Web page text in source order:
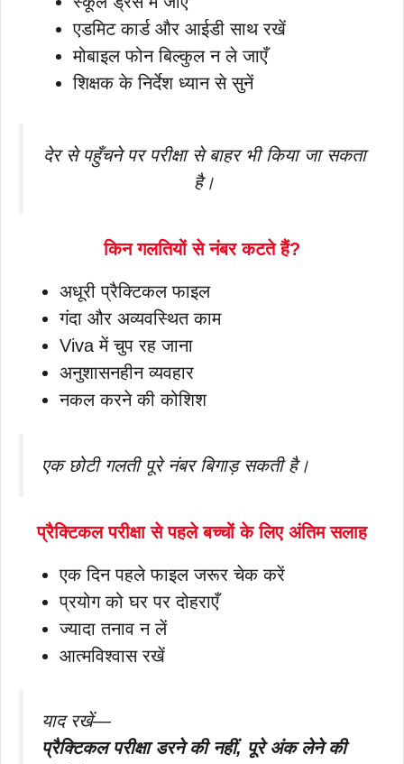
एडमिट कार्ड और आईडी साथ रखें
मोबाइल फोन बिल्कुल न ले जाएँ
शिक्षक के निर्देश ध्यान से सुनें
देर से पहुँचने पर परीक्षा से बाहर भी किया जा सकता
है।
किन गलतियों से नंबर कटते हैं?
अधूरी प्रैक्टिकल फाइल
गंदा और अव्यवस्थित काम
Viva में चुप रह जाना
अनुशासनहीन व्यवहार
नकल करने की कोशिश
एक छोटी गलती पूरे नंबर बिगाड़ सकती है।
प्रैक्टिकल परीक्षा से पहले बच्चों के लिए अंतिम सलाह
एक दिन पहले फाइल जरूर चेक करें
प्रयोग को घर पर दोहराएँ
ज्यादा तनाव न लें
आत्मविश्वास रखें
याद रखें—
प्रैक्टिकल परीक्षा डरने की नहीं, पूरे अंक लेने की